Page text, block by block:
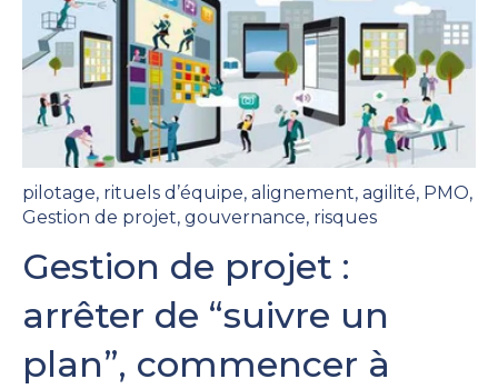
pilotage, rituels d’équipe, alignement, agilité, PMO,
Gestion de projet, gouvernance, risques
Gestion de projet :
arrêter de “suivre un
plan”, commencer à